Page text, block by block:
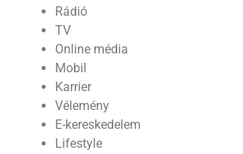
Rádió
TV
Online média
Mobil
Karrier
Vélemény
E-kereskedelem
Lifestyle